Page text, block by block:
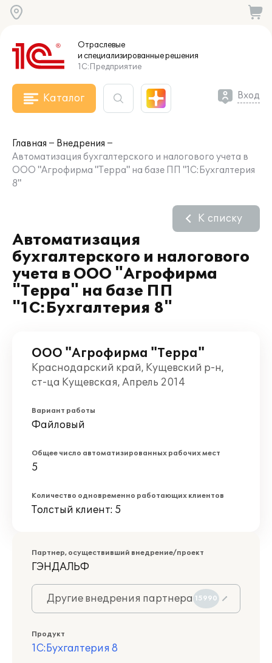
Отраслевые
и специализированныерешения
1С:Предприятие
Каталог Вход
Главная
Внедрения
Автоматизация бухгалтерского и налогового учета в
ООО "Агрофирма "Терра" на базе ПП "1С:Бухгалтерия
8"
Автоматизация
бухгалтерского и налогового
учета в ООО "Агрофирма
"Терра" на базе ПП
"1С:Бухгалтерия 8"
К списку
ООО "Агрофирма "Терра"
Краснодарский край, Кущевский р-н,
ст-ца Кущевская, Апрель 2014
Вариант работы
Файловый
Общее число автоматизированных рабочих мест
5
Количество одновременно работающих клиентов
Толстый клиент: 5
Партнер, осуществивший внедрение/проект
ГЭНДАЛЬФ
Другие внедрения партнера 15990
Продукт
1С:Бухгалтерия 8